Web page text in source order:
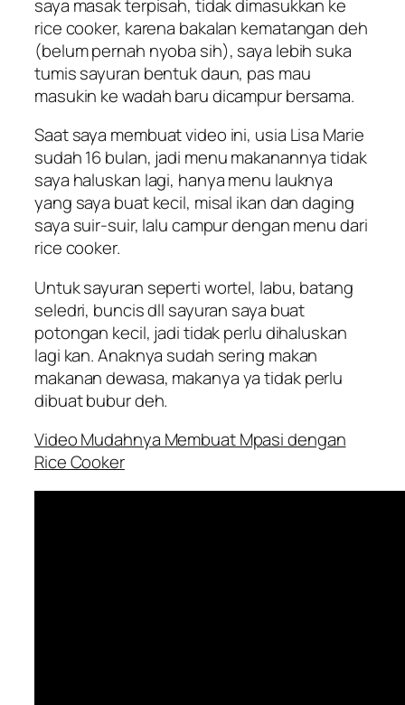
saya masak terpisah, tidak dimasukkan ke
rice cooker, karena bakalan kematangan deh
(belum pernah nyoba sih), saya lebih suka
tumis sayuran bentuk daun, pas mau
masukin ke wadah baru dicampur bersama.
Saat saya membuat video ini, usia Lisa Marie
sudah 16 bulan, jadi menu makanannya tidak
saya haluskan lagi, hanya menu lauknya
yang saya buat kecil, misal ikan dan daging
saya suir-suir, lalu campur dengan menu dari
rice cooker.
Untuk sayuran seperti wortel, labu, batang
seledri, buncis dll sayuran saya buat
potongan kecil, jadi tidak perlu dihaluskan
lagi kan. Anaknya sudah sering makan
makanan dewasa, makanya ya tidak perlu
dibuat bubur deh.
Video Mudahnya Membuat Mpasi dengan
Rice Cooker